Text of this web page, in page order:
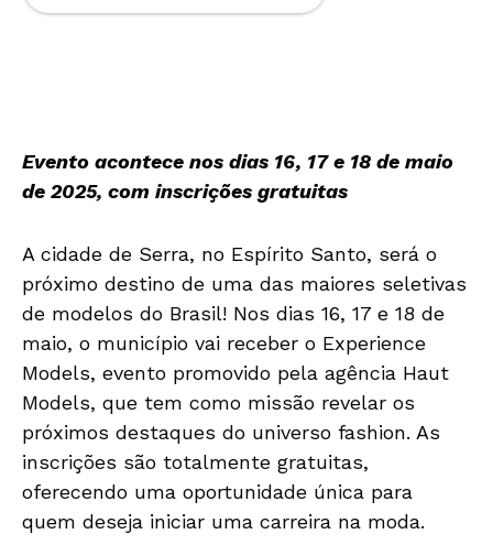
Evento acontece nos dias 16, 17 e 18 de maio
de 2025, com inscrições gratuitas
A cidade de Serra, no Espírito Santo, será o
próximo destino de uma das maiores seletivas
de modelos do Brasil! Nos dias 16, 17 e 18 de
maio, o município vai receber o Experience
Models, evento promovido pela agência Haut
Models, que tem como missão revelar os
próximos destaques do universo fashion. As
inscrições são totalmente gratuitas,
oferecendo uma oportunidade única para
quem deseja iniciar uma carreira na moda.